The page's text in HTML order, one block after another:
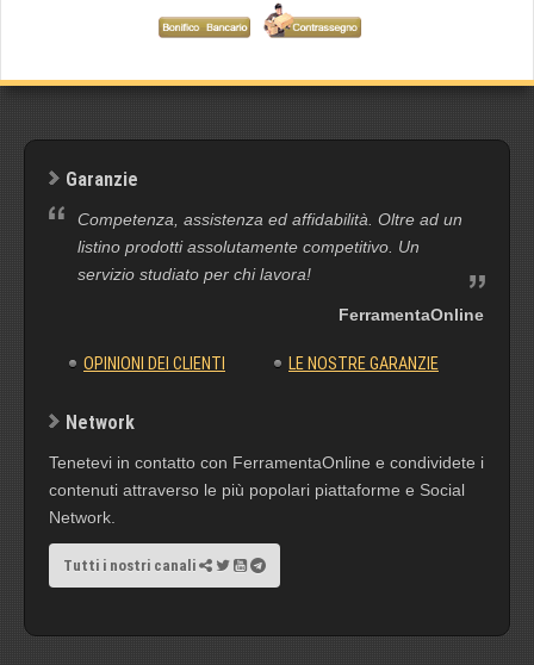
Garanzie
Competenza, assistenza ed affidabilità. Oltre ad un
listino prodotti assolutamente competitivo. Un
servizio studiato per chi lavora!
FerramentaOnline
OPINIONI DEI CLIENTI LE NOSTRE GARANZIE
Network
Tenetevi in contatto con FerramentaOnline e condividete i
contenuti attraverso le più popolari piattaforme e Social
Network.
Tutti i nostri canali